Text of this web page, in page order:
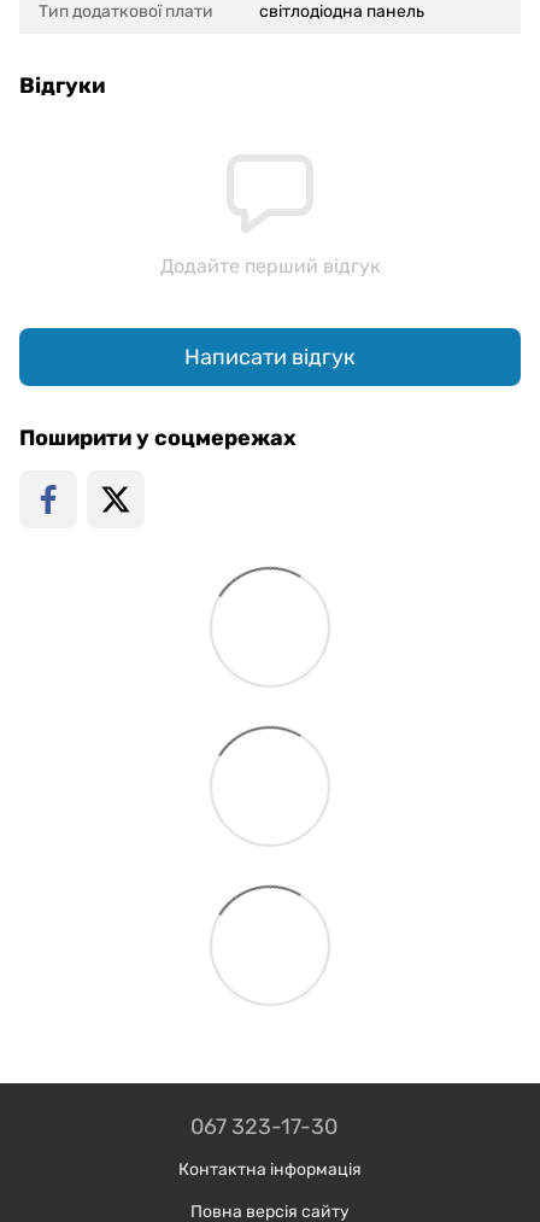
Тип додаткової плати cвітлодіодна панель
Відгуки
Додайте перший відгук
Написати відгук
Поширити у соцмережах
067 323-17-30
Контактна інформація
Повна версія сайту